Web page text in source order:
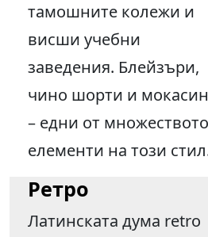
тамошните колежи и
висши учебни
заведения. Блейзъри,
чино шорти и
– едни от множеството
елементи на този
Ретро
Латинската дума retro